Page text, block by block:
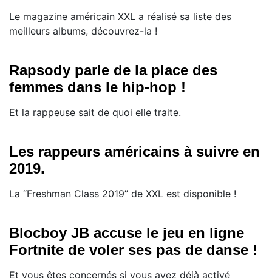
Le magazine américain XXL a réalisé sa liste des
meilleurs albums, découvrez-la !
Rapsody parle de la place des
femmes dans le hip-hop !
Et la rappeuse sait de quoi elle traite.
Les rappeurs américains à suivre en
2019.
La “Freshman Class 2019” de XXL est disponible !
Blocboy JB accuse le jeu en ligne
Fortnite de voler ses pas de danse !
Et vous êtes concernés si vous avez déjà activé